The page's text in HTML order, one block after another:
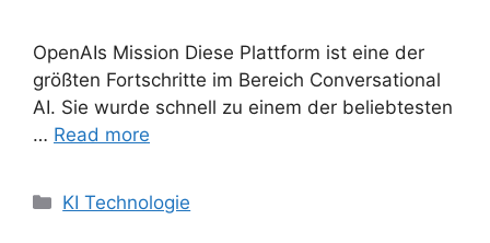
OpenAIs Mission Diese Plattform ist eine der
größten Fortschritte im Bereich Conversational
AI. Sie wurde schnell zu einem der beliebtesten
… Read more
Categories
KI Technologie